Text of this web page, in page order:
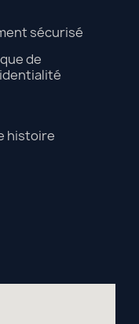
sécurisé
de
histoire